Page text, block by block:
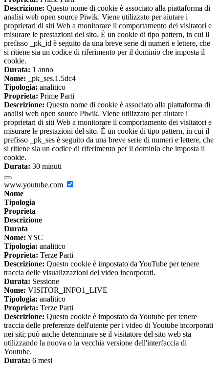
Descrizione: Questo nome di cookie è associato alla piattaforma di
analisi web open source Piwik. Viene utilizzato per aiutare i
proprietari di siti Web a monitorare il comportamento dei visitatori e
misurare le prestazioni del sito. È un cookie di tipo pattern, in cui il
prefisso _pk_id è seguito da una breve serie di numeri e lettere, che
si ritiene sia un codice di riferimento per il dominio che imposta il
cookie.
Durata: 1 anno
Nome: _pk_ses.1.5dc4
Tipologia: analitico
Proprieta: Prime Parti
Descrizione: Questo nome di cookie è associato alla piattaforma di
analisi web open source Piwik. Viene utilizzato per aiutare i
proprietari di siti Web a monitorare il comportamento dei visitatori e
misurare le prestazioni del sito. È un cookie di tipo pattern, in cui il
prefisso _pk_ses è seguito da una breve serie di numeri e lettere, che
si ritiene sia un codice di riferimento per il dominio che imposta il
cookie.
Durata: 30 minuti
www.youtube.com
Nome
Tipologia
Proprieta
Descrizione
Durata
Nome: YSC
Tipologia: analitico
Proprieta: Terze Parti
Descrizione: Questo cookie è impostato da YouTube per tenere
traccia delle visualizzazioni dei video incorporati.
Durata: Sessione
Nome: VISITOR_INFO1_LIVE
Tipologia: analitico
Proprieta: Terze Parti
Descrizione: Questo cookie è impostato da Youtube per tenere
traccia delle preferenze dell'utente per i video di Youtube incorporati
nei siti; può anche determinare se il visitatore del sito web sta
utilizzando la nuova o la vecchia versione dell'interfaccia di
Youtube.
Durata: 6 mesi